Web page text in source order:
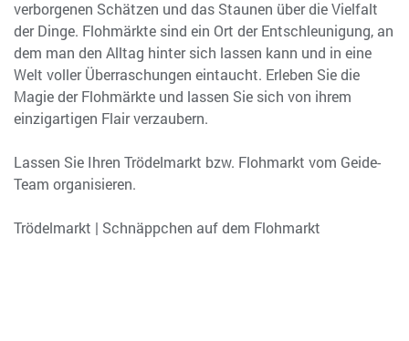
verborgenen Schätzen und das Staunen über die Vielfalt
der Dinge. Flohmärkte sind ein Ort der Entschleunigung, an
dem man den Alltag hinter sich lassen kann und in eine
Welt voller Überraschungen eintaucht. Erleben Sie die
Magie der Flohmärkte und lassen Sie sich von ihrem
einzigartigen Flair verzaubern.
Lassen Sie Ihren Trödelmarkt bzw. Flohmarkt vom Geide-
Team organisieren.
Trödelmarkt | Schnäppchen auf dem Flohmarkt